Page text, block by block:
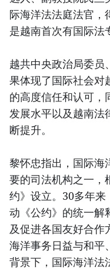
际海洋法法庭法官，
是越南首次有国际法
越共中央政治局委员
果体现了国际社会对
的高度信任和认可，
发展水平以及越南法
断提升。
黎怀忠指出，国际海
要的司法机构之一，
约》设立。30多年
动《公约》的统一解
及促进各国友好合
海洋事务日益与和平
背景下，国际海洋法